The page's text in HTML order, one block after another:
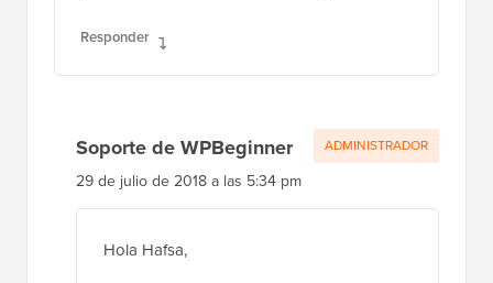
Responder
Soporte de WPBeginner
29 de julio de 2018 a las 5:34 pm
Hola Hafsa,
ADMINISTRADOR